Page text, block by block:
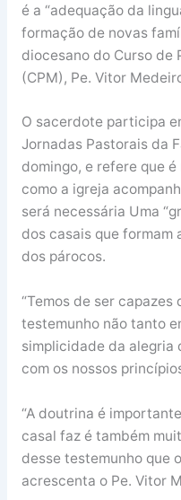
é a “adequação da
formação de novas
diocesano do Curso de
(CPM), Pe. Vitor
O sacerdote participa
Jornadas Pastorais da
domingo, e refere que
como a igreja
será necessária Uma
dos casais que formam
dos párocos.
“Temos de ser
testemunho não tanto
simplicidade da alegria
com os nossos
“A doutrina é
casal faz é também
desse testemunho que
acrescenta o Pe. Vitor